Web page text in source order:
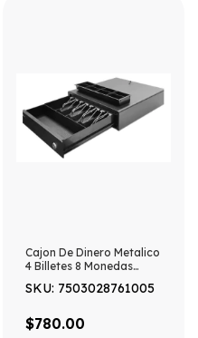
Cajon De Dinero Metalico
4 Billetes 8 Monedas
SKU: 7503028761005
$780.00